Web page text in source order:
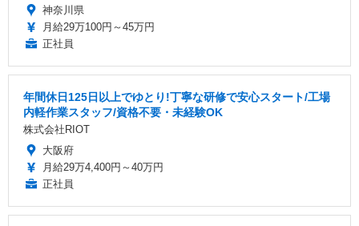
神奈川県
月給29万100円～45万円
正社員
年間休日125日以上でゆとり!丁寧な研修で安心スタート/工場
内軽作業スタッフ/資格不要・未経験OK
株式会社RIOT
大阪府
月給29万4,400円～40万円
正社員